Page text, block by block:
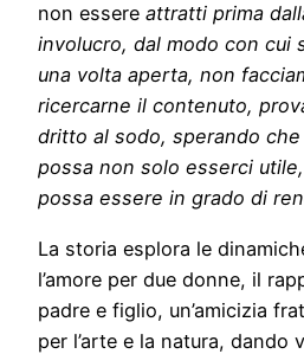
non essere attratti prima
involucro, dal modo con cui
una volta aperta, non
ricercarne il contenuto,
dritto al sodo, sperando
possa non solo esserci
possa essere in grado di
La storia esplora le
l’amore per due donne, il
padre e figlio, un’amicizia
per l’arte e la natura, dando